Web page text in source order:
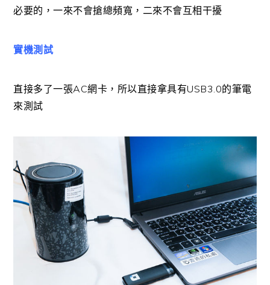
必要的，一來不會搶總頻寬，二來不會互相干擾
實機測試
直接多了一張AC網卡，所以直接拿具有USB3.0的筆電
來測試